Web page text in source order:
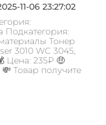
11-06 23:27:02
Подкатегория:
Тонер
3010 WC 3045,
Цена: 235₽ 🤑
Товар получите